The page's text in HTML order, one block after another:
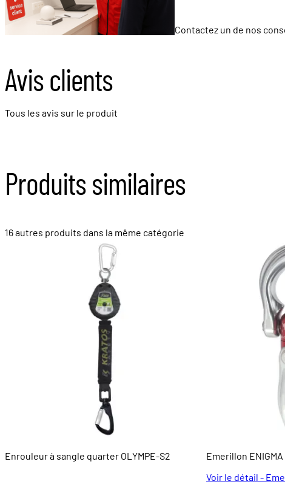
Contactez un de nos
Avis clients
Tous les avis sur le produit
Produits similaires
16 autres produits dans la même catégorie
Enrouleur à sangle quarter OLYMPE-S2
Emerillon ENIGMA
Voir le détail -